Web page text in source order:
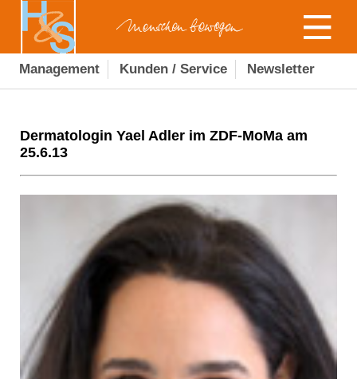
Management Kunden / Service Newsletter
Dermatologin Yael Adler im ZDF-MoMa am
25.6.13